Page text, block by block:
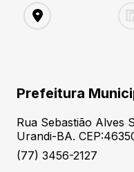
Prefeitura
Rua Sebastião Alves
Urandi-BA.
(77) 3456-2127